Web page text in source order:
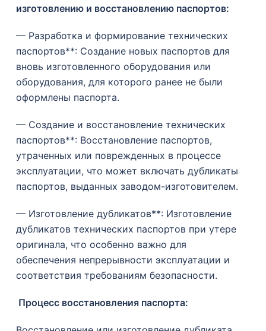
изготовлению и восстановлению паспортов:
— Разработка и формирование технических
паспортов**: Создание новых паспортов для
вновь изготовленного оборудования или
оборудования, для которого ранее не были
оформлены паспорта.
— Создание и восстановление технических
паспортов**: Восстановление паспортов,
утраченных или поврежденных в процессе
эксплуатации, что может включать дубликаты
паспортов, выданных заводом-изготовителем.
— Изготовление дубликатов**: Изготовление
дубликатов технических паспортов при утере
оригинала, что особенно важно для
обеспечения непрерывности эксплуатации и
соответствия требованиям безопасности.
Процесс восстановления паспорта: